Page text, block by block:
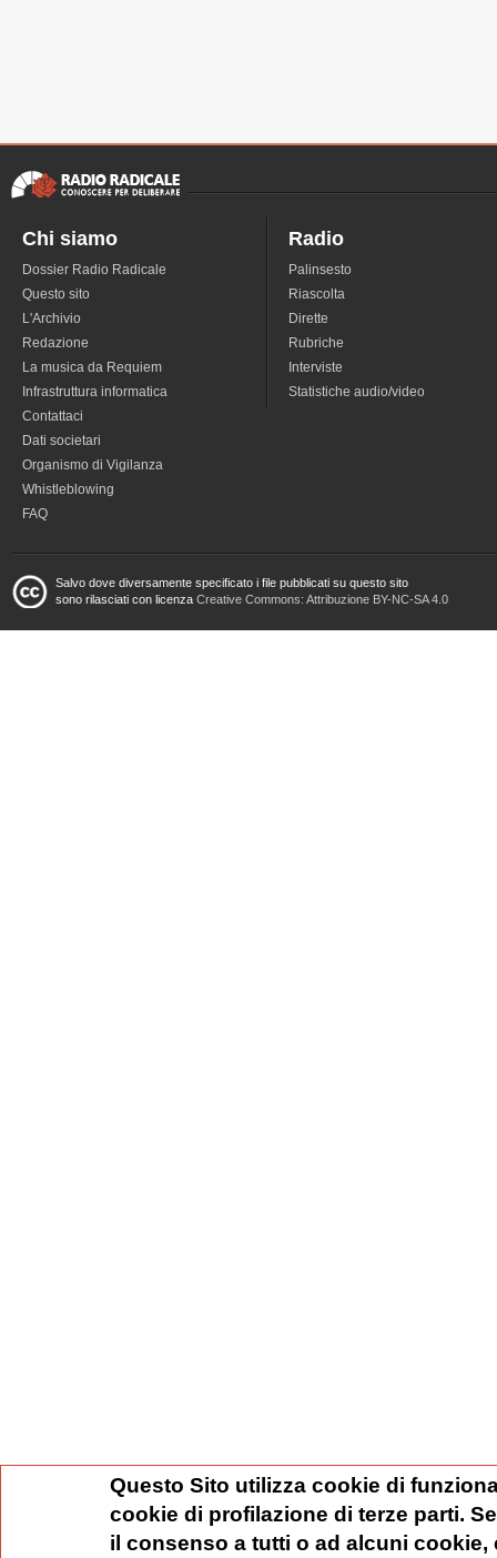
Chi siamo
Dossier Radio Radicale
Questo sito
L'Archivio
Redazione
La musica da Requiem
Infrastruttura informatica
Contattaci
Dati societari
Organismo di Vigilanza
Whistleblowing
FAQ
Radio
Palinsesto
Riascolta
Dirette
Rubriche
Interviste
Statistiche audio/video
Salvo dove diversamente specificato i file pubblicati su questo sito
sono rilasciati con licenza Creative Commons: Attribuzione BY-NC-SA 4.0
Questo Sito utilizza cookie di
cookie di profilazione di terze parti.
il consenso a tutti o ad alcuni